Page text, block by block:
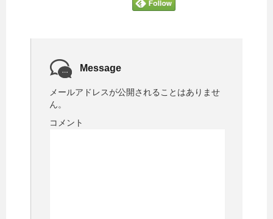
Message
メールアドレスが公開されることはありませ
ん。
コメント